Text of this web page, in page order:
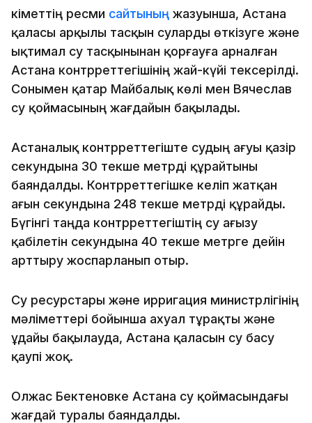
Үкіметтің ресми сайтының жазуынша, Астана
қаласы арқылы тасқын суларды өткізуге және
ықтимал су тасқынынан қорғауға арналған
Астана контрреттегішінің жай-күйі тексерілді.
Сонымен қатар Майбалық көлі мен Вячеслав
су қоймасының жағдайын бақылады.
Астаналық контрреттегіште судың ағуы қазір
секундына 30 текше метрді құрайтыны
баяндалды. Контрреттегішке келіп жатқан
ағын секундына 248 текше метрді құрайды.
Бүгінгі таңда контрреттегіштің су ағызу
қабілетін секундына 40 текше метрге дейін
арттыру жоспарланып отыр.
Су ресурстары және ирригация министрлігінің
мәліметтері бойынша ахуал тұрақты және
ұдайы бақылауда, Астана қаласын су басу
қаупі жоқ.
Олжас Бектеновке Астана су қоймасындағы
жағдай туралы баяндалды.